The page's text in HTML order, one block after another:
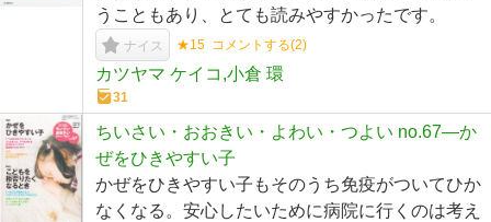
うこともあり、とても読みやすかったです。
ナイス ★15 コメントする(2)
カツヤマ ケイコ,小倉 環
31
ちいさい・おおきい・よわい・つよい no.67―か
ぜをひきやすい子
かぜをひきやすい子もそのうち免疫がついてひか
なくなる。安心したいために病院に行くのは考え